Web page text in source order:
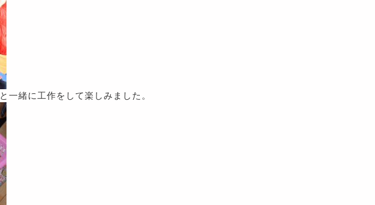
一緒に工作をして楽しみました。